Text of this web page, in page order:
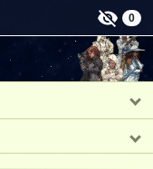
0